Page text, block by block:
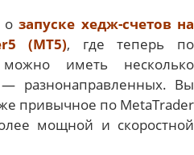
озапуске хедж-счетов на
(MT5), где теперь по
иметь несколько
разнонаправленных. Вы
привычное по MetaTrader
мощной и скоростной